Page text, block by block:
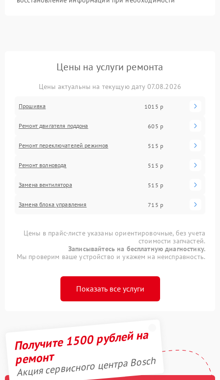
Цены на услуги ремонта
Цены актуальны на текущую дату 07.08.2026
Прошивка 1015 р
Ремонт двигателя поддона 605 р
Ремонт переключателей режимов 515 р
Ремонт волновода 515 р
Замена вентилятора 515 р
Замена блока управления 715 р
Цены в прайс-листе указаны ориентировочные, без учета
стоимости запчастей.
Записывайтесь на бесплатную диагностику.
Мы проверим ваше устройство и укажем на неисправность.
Показать все услуги
Получите 1500 рублей на
ремонт
Акция сервисного центра Bosch